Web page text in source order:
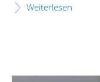
Weiterlesen